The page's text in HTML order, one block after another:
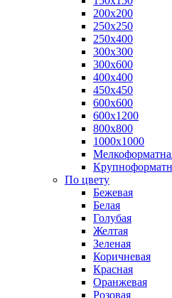
200х200
250х250
250х400
300х300
300х600
400х400
450х450
600х600
600х1200
800х800
1000х1000
По цвету
Бежевая
Белая
Голубая
Желтая
Зеленая
Коричневая
Красная
Оранжевая
Розовая